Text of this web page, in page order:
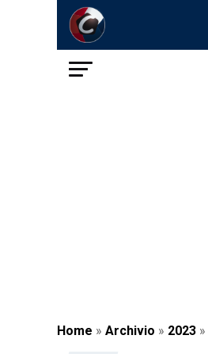
Home » Archivio » 2023 »